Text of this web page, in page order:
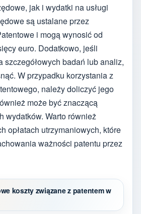
jak i wydatki na usługi
są ustalane przez
i mogą wynosić od
euro. Dodatkowo, jeśli
szczegółowych badań lub analiz,
W przypadku korzystania z
należy doliczyć jego
może być znaczącą
wydatków. Warto również
opłatach utrzymaniowych, które
ważności patentu przez
koszty związane z patentem w